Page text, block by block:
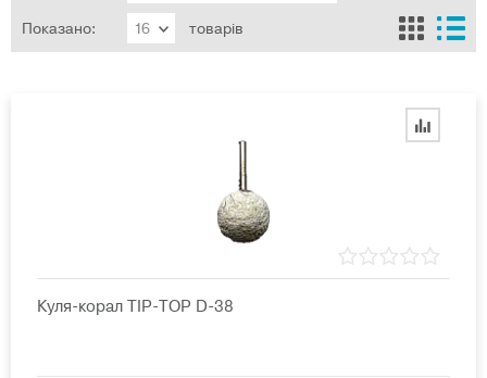
Показано:
товарів
Куля-корал ТIP-ТОР D-38